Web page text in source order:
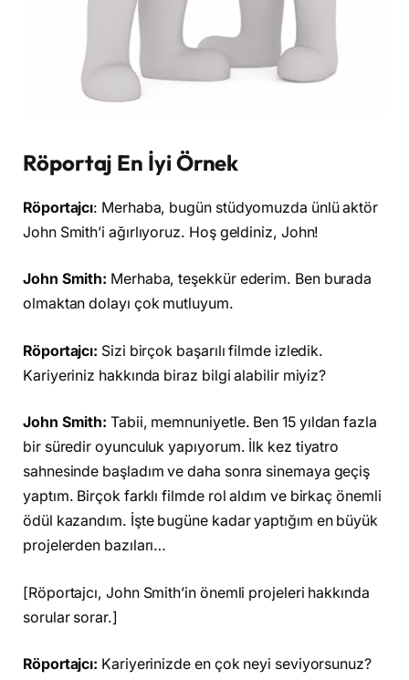
Röportaj En İyi Örnek
Röportajcı: Merhaba, bugün stüdyomuzda ünlü aktör
John Smith’i ağırlıyoruz. Hoş geldiniz, John!
John Smith: Merhaba, teşekkür ederim. Ben burada
olmaktan dolayı çok mutluyum.
Röportajcı: Sizi birçok başarılı filmde izledik.
Kariyeriniz hakkında biraz bilgi alabilir miyiz?
John Smith: Tabii, memnuniyetle. Ben 15 yıldan fazla
bir süredir oyunculuk yapıyorum. İlk kez tiyatro
sahnesinde başladım ve daha sonra sinemaya geçiş
yaptım. Birçok farklı filmde rol aldım ve birkaç önemli
ödül kazandım. İşte bugüne kadar yaptığım en büyük
projelerden bazıları…
[Röportajcı, John Smith’in önemli projeleri hakkında
sorular sorar.]
Röportajcı: Kariyerinizde en çok neyi seviyorsunuz?